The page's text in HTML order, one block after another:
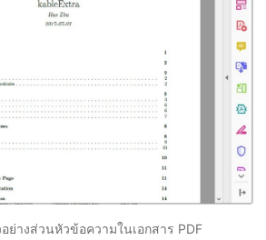
ย่างส่วนหัวข้อความในเอกสาร PDF